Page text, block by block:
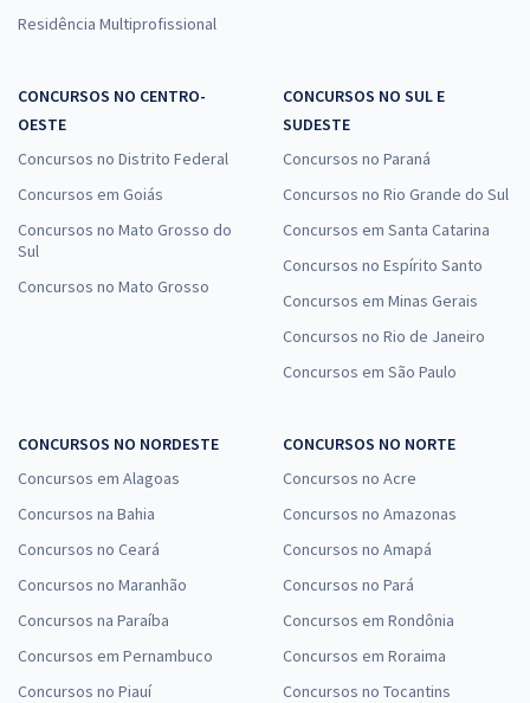
Residência Multiprofissional
CONCURSOS NO CENTRO-
OESTE
Concursos no Distrito Federal
Concursos em Goiás
Concursos no Mato Grosso do
Sul
Concursos no Mato Grosso
CONCURSOS NO SUL E
SUDESTE
Concursos no Paraná
Concursos no Rio Grande do Sul
Concursos em Santa Catarina
Concursos no Espírito Santo
Concursos em Minas Gerais
Concursos no Rio de Janeiro
Concursos em São Paulo
CONCURSOS NO NORDESTE
Concursos em Alagoas
Concursos na Bahia
Concursos no Ceará
Concursos no Maranhão
Concursos na Paraíba
Concursos em Pernambuco
Concursos no Piauí
CONCURSOS NO NORTE
Concursos no Acre
Concursos no Amazonas
Concursos no Amapá
Concursos no Pará
Concursos em Rondônia
Concursos em Roraima
Concursos no Tocantins